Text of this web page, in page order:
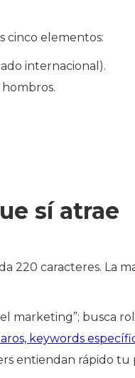
cinco elementos:
internacional).
sí atrae
220 caracteres. La
marketing”; busca
keywords
entiendan rápido tu